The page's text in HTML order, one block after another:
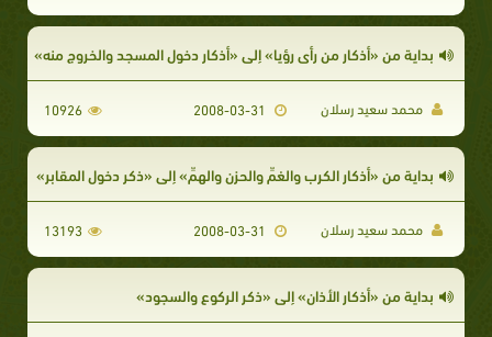
بداية من «أذكار من رأى رؤيا» إلى «أذكار دخول المسجد والخروج منه»
محمد سعيد رسلان 10926
بداية من «أذكار الكرب والغمِّ والحزن والهمِّ» إلى «ذكر دخول المقابر»
محمد سعيد رسلان 13193
بداية من «أذكار الأذان» إلى «ذكر الركوع والسجود»